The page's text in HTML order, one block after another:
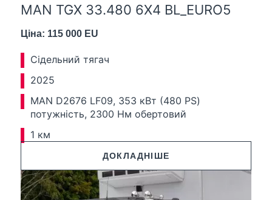
MAN TGX 33.480 6X4 BL_EURO5
Ціна: 115 000 EU
Сідельний тягач
2025
MAN D2676 LF09, 353 кВт (480 PS)
потужність, 2300 Нм обертовий
1 км
ДОКЛАДНІШЕ